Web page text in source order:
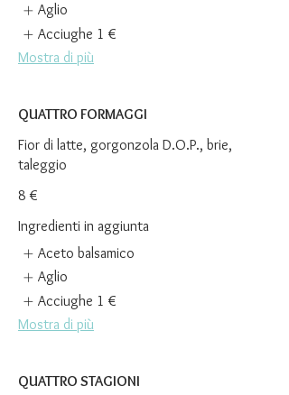
Aglio
Acciughe 1 €
Mostra di più
QUATTRO FORMAGGI
Fior di latte, gorgonzola D.O.P., brie,
taleggio
8 €
Ingredienti in aggiunta
Aceto balsamico
Aglio
Acciughe 1 €
Mostra di più
QUATTRO STAGIONI